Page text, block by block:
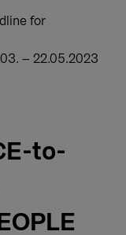
for
– 22.05.2023
to-